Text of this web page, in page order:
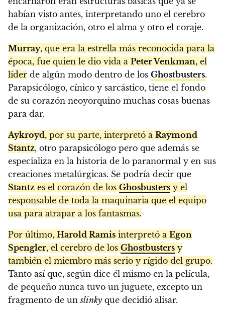
habían visto antes, interpretando uno el cerebro
de la organización, otro el alma y otro el coraje.
Murray, que era la estrella más reconocida para la
época, fue quien le dio vida a Peter Venkman, el
líder de algún modo dentro de los Ghostbusters.
Parapsicólogo, cínico y sarcástico, tiene el fondo
de su corazón neoyorquino muchas cosas buenas
para dar.
Aykroyd, por su parte, interpretó a Raymond
Stantz, otro parapsicólogo pero que además se
especializa en la historia de lo paranormal y en sus
creaciones metalúrgicas. Se podría decir que
Stantz es el corazón de los Ghosbusters y el
responsable de toda la maquinaria que el equipo
usa para atrapar a los fantasmas.
Por último, Harold Ramis interpretó a Egon
Spengler, el cerebro de los Ghostbusters y
también el miembro más serio y rígido del grupo.
Tanto así que, según dice él mismo en la película,
de pequeño nunca tuvo un juguete, excepto un
fragmento de unslinky que decidió alisar.